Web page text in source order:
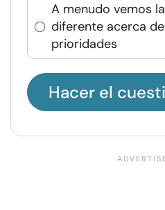
A menudo vemos
diferente acerca
prioridades
Hacer el